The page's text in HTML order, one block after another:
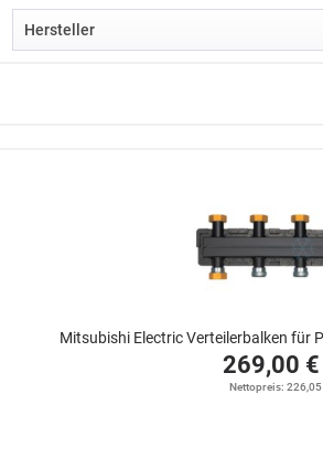
Hersteller
Mitsubishi Electric Verteilerbalken für
269,00
Nettopreis: 226,05